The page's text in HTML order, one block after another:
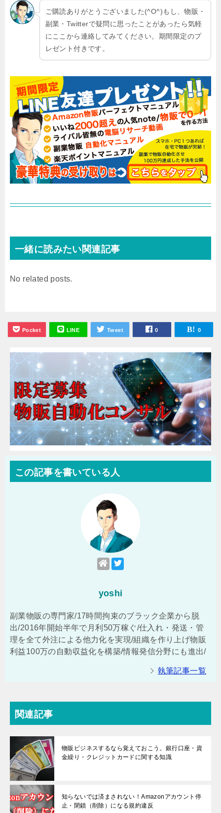
ご購読ありがとうございました(^O^)もし、物販・
副業・Twitterで疑問に思ったことがあったら気軽
にここから連絡してみてください。 期間限定のプ
レゼント付き です。
一緒に読みたい関連記事
No related posts.
Pocket LINE Tweet 0 0
この記事を書いている人
yoshi
副業物販の専門家/17時間拘束のブラック企業から脱
出/2016年開始半年で月利50万稼ぐ/仕入れ・発送・管
理を全て外注による他力化を実現/組織を作り上げ物販
利益100万の自動収益化を構築/情報発信分野にも進出/
執筆記事一覧
関連記事
物販ビジネスするなら覚えておこう。銀行口座・資
金繰り・クレジットカードに関する知識
知らないでは済まされない！Amazonアカウント停
止・閉鎖（削除）になる規約違反